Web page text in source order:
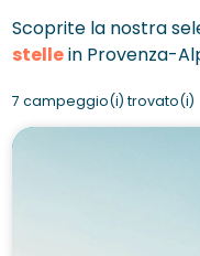
Scoprite la nostra
stellein Provenza-
7 campeggio(i) trovato(i)